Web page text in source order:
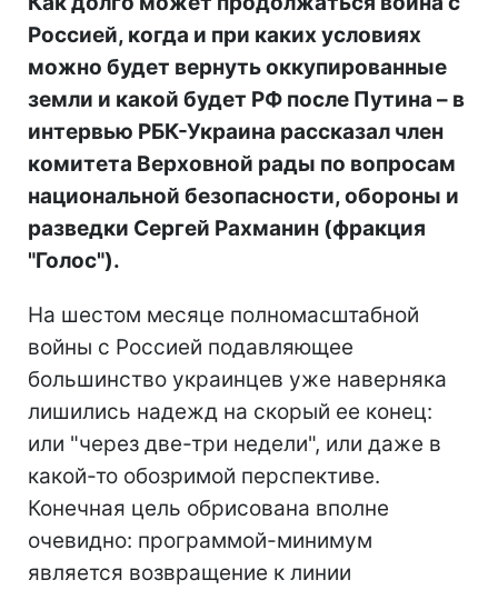
Россией, когда и при каких условиях
можно будет вернуть оккупированные
земли и какой будет РФ после Путина – в
интервью РБК-Украина рассказал член
комитета Верховной рады по вопросам
национальной безопасности, обороны и
разведки Сергей Рахманин (фракция
"Голос").
На шестом месяце полномасштабной
войны с Россией подавляющее
большинство украинцев уже наверняка
лишились надежд на скорый ее конец:
или "через две-три недели", или даже в
какой-то обозримой перспективе.
Конечная цель обрисована вполне
очевидно: программой-минимум
является возвращение к линии